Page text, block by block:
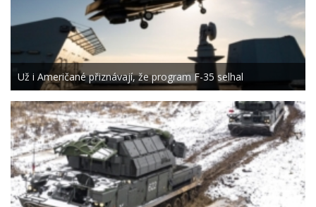
Už i Američané přiznávají, že program F-35 selhal